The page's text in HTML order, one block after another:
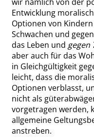
Entwicklung
Optionen von Kindern
Schwachen und
das Leben und gegen
aber auch für das
in Gleichgültigkeit
leicht, dass die
Optionen verblasst,
nicht als
vorgetragen werden,
allgemeine
anstreben.